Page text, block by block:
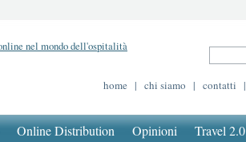
home | chi siamo | contatti |
Online Distribution Opinioni Travel 2.0